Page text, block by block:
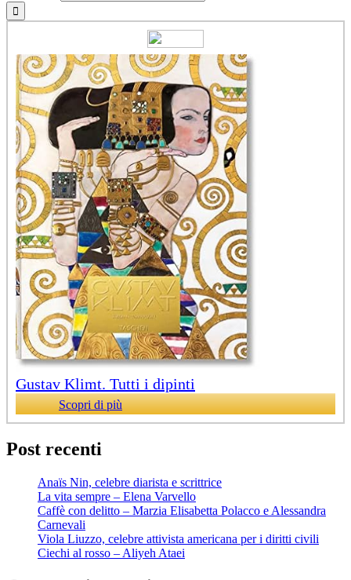
Gustav Klimt. Tutti i dipinti
Scopri di più
Post recenti
Anaïs Nin, celebre diarista e scrittrice
La vita sempre – Elena Varvello
Caffè con delitto – Marzia Elisabetta Polacco e Alessandra
Carnevali
Viola Liuzzo, celebre attivista americana per i diritti civili
Ciechi al rosso – Aliyeh Ataei